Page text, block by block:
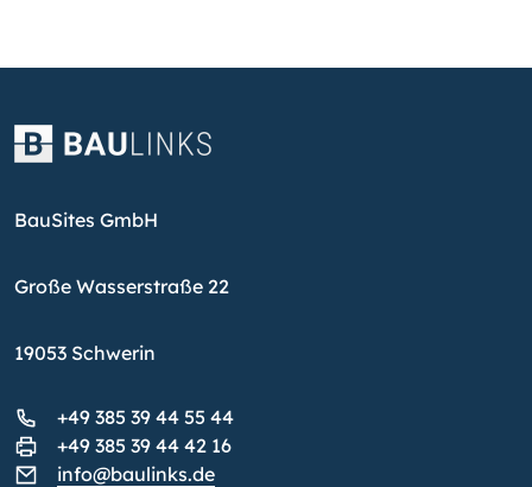
BauSites GmbH
Große Wasserstraße 22
19053 Schwerin
+49 385 39 44 55 44
+49 385 39 44 42 16
info@baulinks.de